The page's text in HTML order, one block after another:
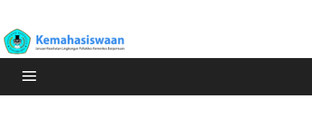
Kemahasiswaan
Lingkungan